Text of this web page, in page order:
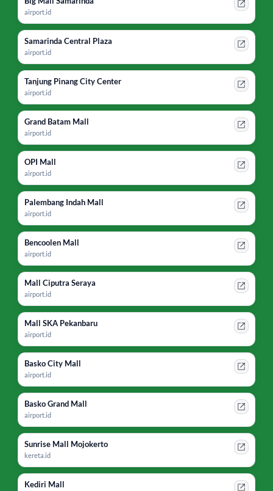
airport.id
Samarinda Central Plaza
airport.id
Tanjung Pinang City Center
airport.id
Grand Batam Mall
airport.id
OPI Mall
airport.id
Palembang Indah Mall
airport.id
Bencoolen Mall
airport.id
Mall Ciputra Seraya
airport.id
Mall SKA Pekanbaru
airport.id
Basko City Mall
airport.id
Basko Grand Mall
airport.id
Sunrise Mall Mojokerto
kereta.id
Kediri Mall